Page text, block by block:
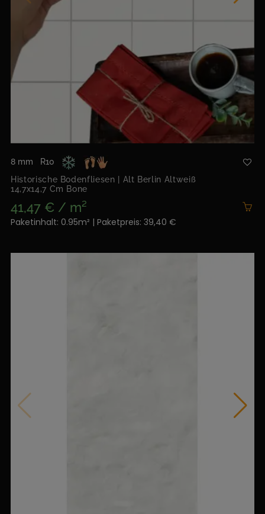
8 mm
R10
Historische Bodenfliesen | Alt Berlin Altweiß
14,7x14,7 Cm Bone
41,47 € / m²
Paketinhalt: 0.95m² | Paketpreis: 39,40 €